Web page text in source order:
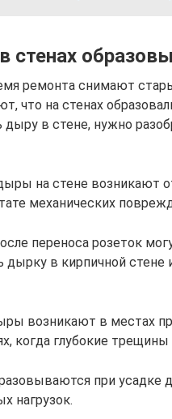
стенах
ремонта снимают
что на стенах
дыру в стене, нужно
на стене возникают
механических
переноса розеток
дырку в кирпичной
возникают в местах
когда глубокие
при усадке
нагрузок.